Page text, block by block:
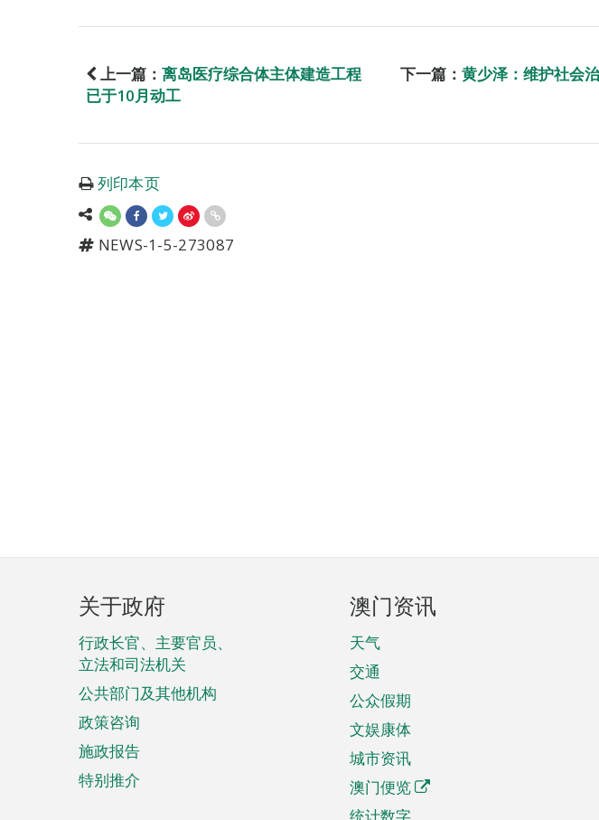
上一篇： 离岛医疗综合体主体建造工程
已于10月动工
下一篇： 黄少泽：维护社会
列印本页
NEWS-1-5-273087
页
脚
菜
单
关于政府
行政长官、主要官员、
立法和司法机关
公共部门及其他机构
政策咨询
施政报告
特别推介
澳门资讯
天气
交通
公众假期
文娱康体
城市资讯
澳门便览